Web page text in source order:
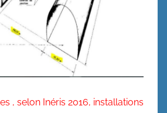
, selon Inéris 2016, installations